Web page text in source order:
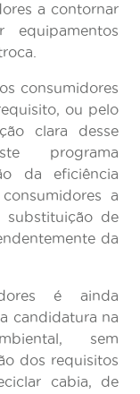
a contornar
consumidores
ou pelo
clara desse
programa
da eficiência
a
de
da
é ainda
candidatura na
sem
dos requisitos
cabia, de